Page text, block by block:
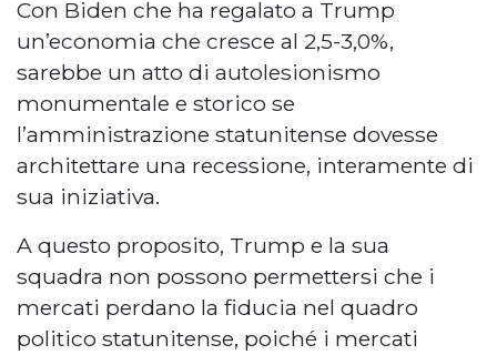
Con Biden che ha regalato a Trump
un’economia che cresce al 2,5-3,0%,
sarebbe un atto di autolesionismo
monumentale e storico se
l’amministrazione statunitense dovesse
architettare una recessione, interamente di
sua iniziativa.
A questo proposito, Trump e la sua
squadra non possono permettersi che i
mercati perdano la fiducia nel quadro
politico statunitense, poiché i mercati